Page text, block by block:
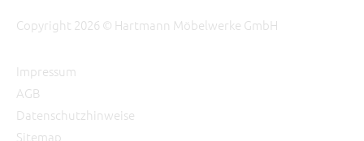
Copyright 2026 © Hartmann Möbelwerke GmbH
Impressum
AGB
Datenschutzhinweise
Sitemap